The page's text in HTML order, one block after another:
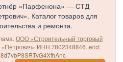
«Парфенона» — СТД
Каталог товаров для
и ремонта.
ООО «Строительный торговый
ИНН 7802348846. erid: